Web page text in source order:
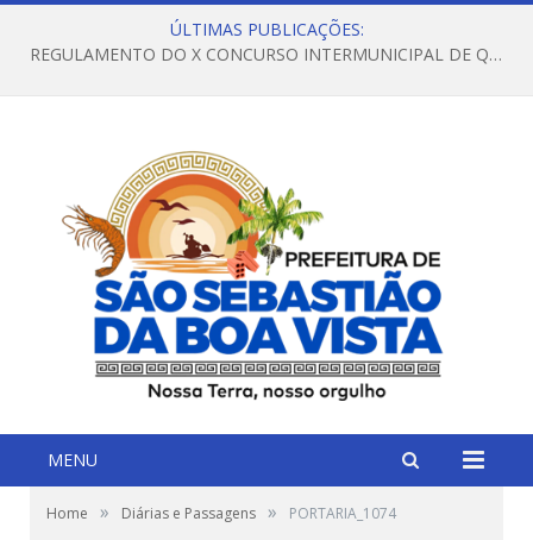
ÚLTIMAS PUBLICAÇÕES:
REGULAMENTO DO X CONCURSO INTERMUNICIPAL DE QUADRILHAS JUNINAS – 2026 – ARRAIÁ DA VENEZA
MENU
Home » Diárias e Passagens » PORTARIA_1074